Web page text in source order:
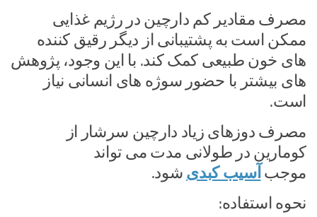
مصرف مقادیر کم دارچین در رژیم غذایی
ممکن است به پشتیبانی از دیگر رقیق کننده
های خون طبیعی کمک کند. با این وجود، پژوهش
های بیشتر با حضور سوژه های انسانی نیاز
است.
مصرف دوزهای زیاد دارچین سرشار از
کومارین در طولانی مدت می تواند
موجب آسیب کبدی شود.
نحوه استفاده: